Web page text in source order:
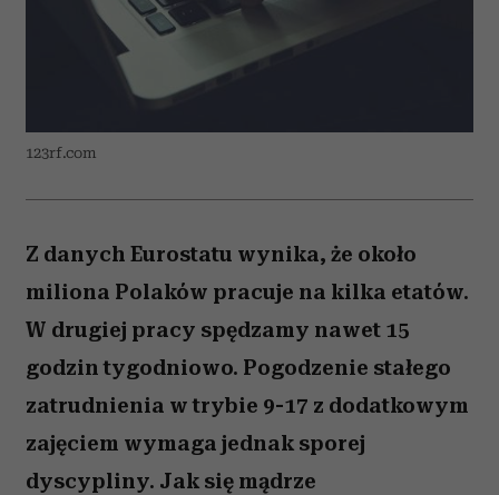
123rf.com
Z danych Eurostatu wynika, że około
miliona Polaków pracuje na kilka etatów.
W drugiej pracy spędzamy nawet 15
godzin tygodniowo. Pogodzenie stałego
zatrudnienia w trybie 9-17 z dodatkowym
zajęciem wymaga jednak sporej
dyscypliny. Jak się mądrze